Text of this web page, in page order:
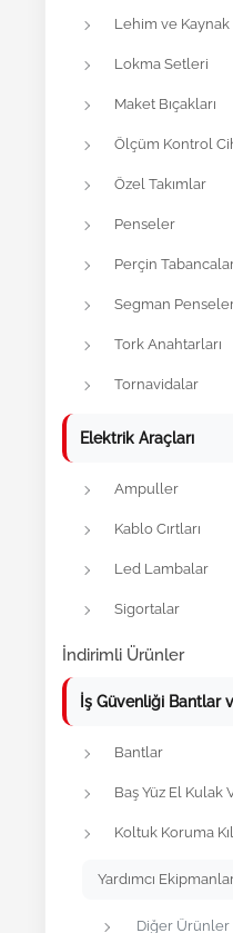
Lehim ve
Lokma Setleri
Maket Bıçakları
Ölçüm Kontrol
Özel Takımlar
Penseler
Perçin
Segman
Tork Anahtarları
Tornavidalar
Elektrik Araçları
Ampuller
Kablo Cırtları
Led Lambalar
Sigortalar
İndirimli Ürünler
İş Güvenliği Bantlar
Bantlar
Baş Yüz El Kulak
Koltuk Koruma
Yardımcı
Diğer Ürünler